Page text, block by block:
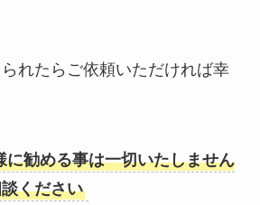
れたらご依頼いただければ幸
に勧める事は一切いたしません
ください